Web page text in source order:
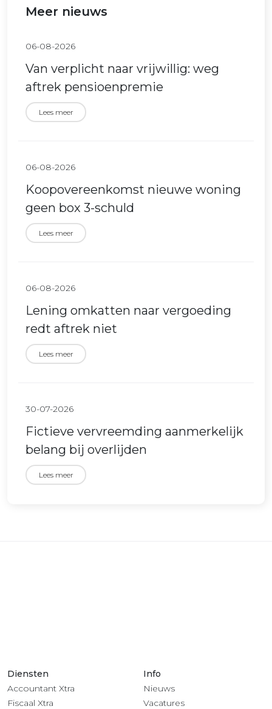
Meer nieuws
06-08-2026
Van verplicht naar vrijwillig: weg
aftrek pensioenpremie
Lees meer
06-08-2026
Koopovereenkomst nieuwe woning
geen box 3-schuld
Lees meer
06-08-2026
Lening omkatten naar vergoeding
redt aftrek niet
Lees meer
30-07-2026
Fictieve vervreemding aanmerkelijk
belang bij overlijden
Lees meer
Diensten
Accountant Xtra
Fiscaal Xtra
Info
Nieuws
Vacatures